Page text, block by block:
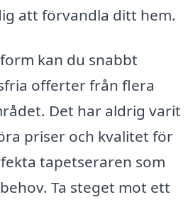
att förvandla ditt hem.
kan du snabbt
offerter från flera
Det har aldrig varit
priser och kvalitet för
tapetseraren som
Ta steget mot ett